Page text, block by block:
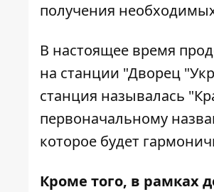
получения
В настоящее время
на станции "Дворец
станция называлась
первоначальному
которое будет
Кроме того, в рамках